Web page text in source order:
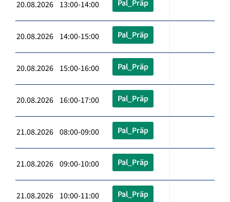
20.08.2026 13:00-14:00 Pal_Präp
20.08.2026 14:00-15:00 Pal_Präp
20.08.2026 15:00-16:00 Pal_Präp
20.08.2026 16:00-17:00 Pal_Präp
21.08.2026 08:00-09:00 Pal_Präp
21.08.2026 09:00-10:00 Pal_Präp
21.08.2026 10:00-11:00 Pal_Präp